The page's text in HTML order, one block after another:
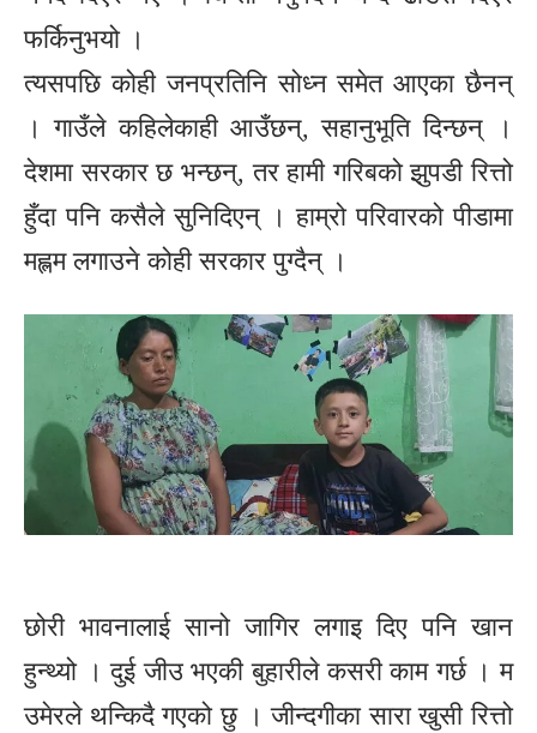
फर्किनुभयो ।
त्यसपछि कोही जनप्रतिनि सोध्न समेत आएका छैनन्
। गाउँले कहिलेकाही आउँछन्, सहानुभूति दिन्छन् ।
देशमा सरकार छ भन्छन्, तर हामी गरिबको झुपडी रित्तो
हुँदा पनि कसैले सुनिदिएन् । हाम्रो परिवारको पीडामा
मह्लम लगाउने कोही सरकार पुग्दैन् ।
छोरी भावनालाई सानो जागिर लगाइ दिए पनि खान
हुन्थ्यो । दुई जीउ भएकी बुहारीले कसरी काम गर्छ । म
उमेरले थन्किदै गएको छु । जीन्दगीका सारा खुसी रित्तो